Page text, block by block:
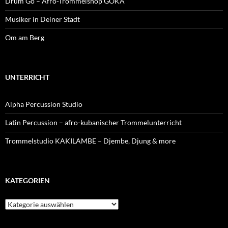
Musiker in Deiner Stadt
Om am Berg
UNTERRICHT
Alpha Percussion Studio
Latin Percussion – afro-kubanischer Trommelunterricht
Trommelstudio KAKILAMBE – Djembe, Djung & more
KATEGORIEN
Kategorien